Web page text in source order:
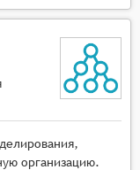
организацию.